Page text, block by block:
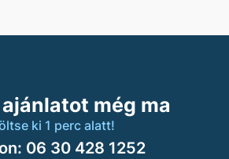
még ma
ki 1 perc alatt!
06 30 428 1252